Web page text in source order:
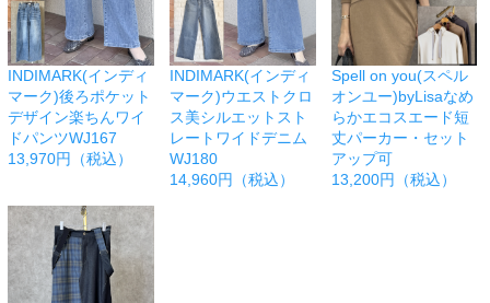
INDIMARK(インディ
マーク)後ろポケット
デザイン楽ちんワイ
ドパンツWJ167
13,970円（税込）
INDIMARK(インディ
マーク)ウエストクロ
ス美シルエットスト
レートワイドデニム
WJ180
14,960円（税込）
Spell on you(スペル
オンユー)byLisaなめ
らかエコスエード短
丈パーカー・セット
アップ可
13,200円（税込）